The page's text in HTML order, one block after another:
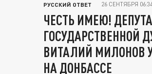
РУССКИЙ ОТВЕТ 26 СЕНТЯБРЯ
ЧЕСТЬ ИМЕЮ!
ГОСУДАРСТВЕННОЙ
ВИТАЛИЙ МИЛОНОВ
НА ДОНБАССЕ